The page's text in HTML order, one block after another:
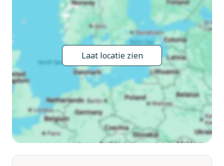
03.Mei. - 27.Sep.). Tafeltennis, patio, prieel, kinderspeelplaats.
In het huis: Internet (WiFi), tafelvoetbal, wasmachine (voor
medegebruik), Verwarming ter plaatse te betalen,
verwarming alleen beschikbaar van 01.Nov. - 04.Apr.. Winkel
700 m, supermarkt 4.5 km, bushalte 100 m, zandstrand
"Viareggio" 60 km, thermaalbad "Montecatini" 10 km.
Golfterrein (18 holes) 13 km. Attracties in de buurt:
Montecarlo 12 km, Pistoia 30 km, San Miniato 38 km, Pisa
55 km. Lokale verkoop van streekproducten. De eigenaar
woont op hetzelfde terrein.
Laat locatie zien